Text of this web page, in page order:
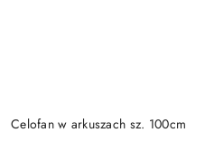
Celofan w arkuszach sz. 100cm